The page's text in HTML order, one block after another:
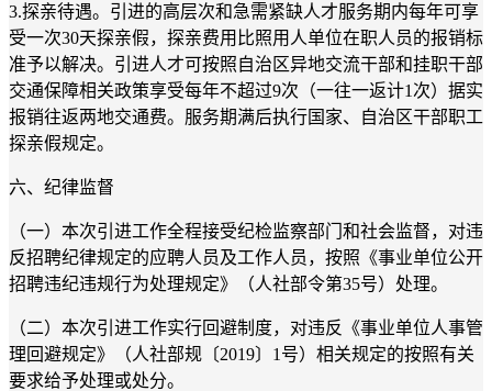
3.探亲待遇。引进的高层次和急需紧缺人才服务期内每年可享
受一次30天探亲假，探亲费用比照用人单位在职人员的报销标
准予以解决。引进人才可按照自治区异地交流干部和挂职干部
交通保障相关政策享受每年不超过9次（一往一返计1 次）据实
报销往返两地交通费。服务期满后执行国家、自治区干部职工
探亲假规定。
六、纪律监督
（一）本次引进工作全程接受纪检监察部门和社会监督，对违
反招聘纪律规定的应聘人员及工作人员，按照《事业单位公开
招聘违纪违规行为处理规定》（人社部令第35号）处理。
（二）本次引进工作实行回避制度，对违反《事业单位人事管
理回避规定》（人社部规〔2019〕 1 号）相关规定的按照有关
要求给予处理或处分。